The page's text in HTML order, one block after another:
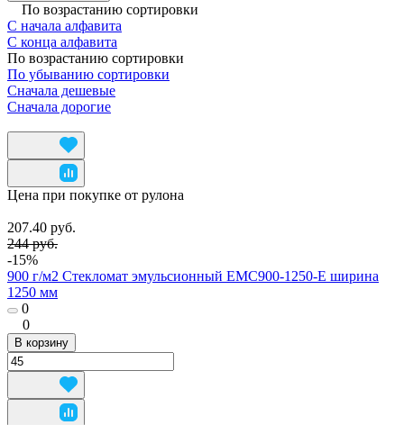
По возрастанию сортировки
С начала алфавита
С конца алфавита
По возрастанию сортировки
По убыванию сортировки
Сначала дешевые
Сначала дорогие
Цена при покупке от рулона
207.40 руб.
244 руб.
-15%
900 г/м2 Стекломат эмульсионный EMC900-1250-E ширина
1250 мм
0
0
В корзину